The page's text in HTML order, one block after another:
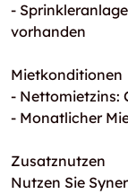
-
vorhanden
Mietkonditionen
- Nettomietzins:
- Monatlicher
Zusatznutzen
Nutzen Sie